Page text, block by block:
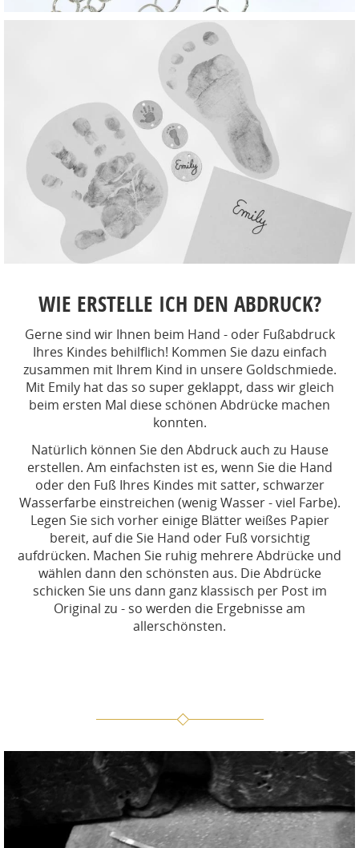
WIE ERSTELLE ICH DEN ABDRUCK?
Gerne sind wir Ihnen beim Hand - oder Fußabdruck
Ihres Kindes behilflich! Kommen Sie dazu einfach
zusammen mit Ihrem Kind in unsere Goldschmiede.
Mit Emily hat das so super geklappt, dass wir gleich
beim ersten Mal diese schönen Abdrücke machen
konnten.
Natürlich können Sie den Abdruck auch zu Hause
erstellen. Am einfachsten ist es, wenn Sie die Hand
oder den Fuß Ihres Kindes mit satter, schwarzer
Wasserfarbe einstreichen (wenig Wasser - viel Farbe).
Legen Sie sich vorher einige Blätter weißes Papier
bereit, auf die Sie Hand oder Fuß vorsichtig
aufdrücken. Machen Sie ruhig mehrere Abdrücke und
wählen dann den schönsten aus. Die Abdrücke
schicken Sie uns dann ganz klassisch per Post im
Original zu - so werden die Ergebnisse am
allerschönsten.